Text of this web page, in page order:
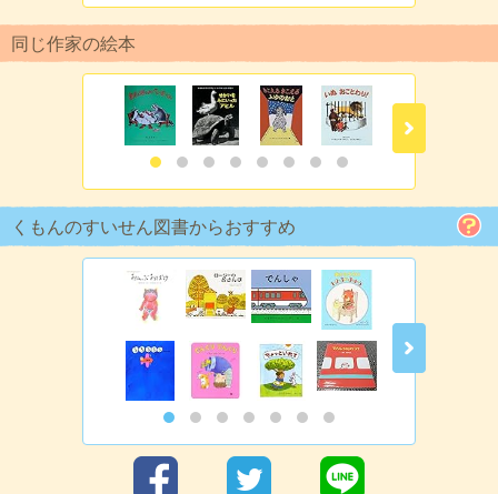
同じ作家の絵本
くもんのすいせん図書からおすすめ